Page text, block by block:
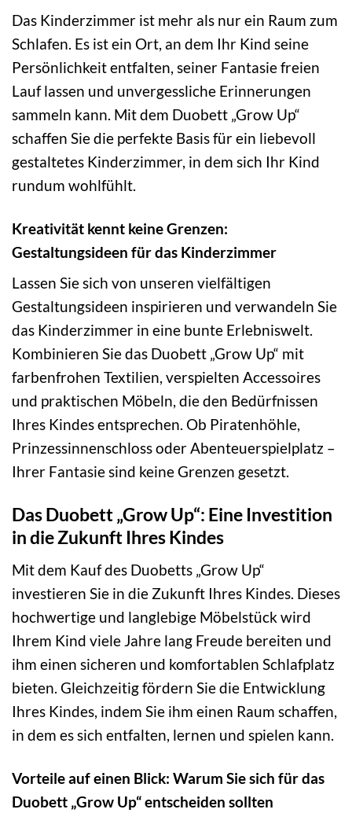
Das Kinderzimmer ist mehr als nur ein Raum zum
Schlafen. Es ist ein Ort, an dem Ihr Kind seine
Persönlichkeit entfalten, seiner Fantasie freien
Lauf lassen und unvergessliche Erinnerungen
sammeln kann. Mit dem Duobett „Grow Up“
schaffen Sie die perfekte Basis für ein liebevoll
gestaltetes Kinderzimmer, in dem sich Ihr Kind
rundum wohlfühlt.
Kreativität kennt keine Grenzen:
Gestaltungsideen für das Kinderzimmer
Lassen Sie sich von unseren vielfältigen
Gestaltungsideen inspirieren und verwandeln Sie
das Kinderzimmer in eine bunte Erlebniswelt.
Kombinieren Sie das Duobett „Grow Up“ mit
farbenfrohen Textilien, verspielten Accessoires
und praktischen Möbeln, die den Bedürfnissen
Ihres Kindes entsprechen. Ob Piratenhöhle,
Prinzessinnenschloss oder Abenteuerspielplatz –
Ihrer Fantasie sind keine Grenzen gesetzt.
Das Duobett „Grow Up“: Eine Investition
in die Zukunft Ihres Kindes
Mit dem Kauf des Duobetts „Grow Up“
investieren Sie in die Zukunft Ihres Kindes. Dieses
hochwertige und langlebige Möbelstück wird
Ihrem Kind viele Jahre lang Freude bereiten und
ihm einen sicheren und komfortablen Schlafplatz
bieten. Gleichzeitig fördern Sie die Entwicklung
Ihres Kindes, indem Sie ihm einen Raum schaffen,
in dem es sich entfalten, lernen und spielen kann.
Vorteile auf einen Blick: Warum Sie sich für das
Duobett „Grow Up“ entscheiden sollten